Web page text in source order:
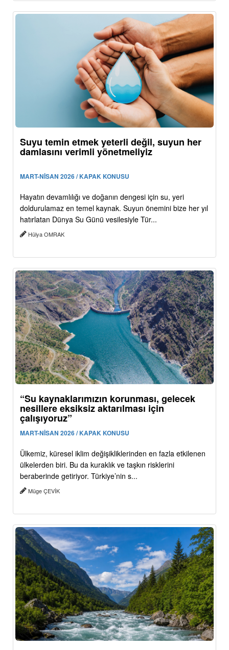
Suyu temin etmek yeterli değil, suyun her
damlasını verimli yönetmeliyiz
MART-NİSAN 2026 / KAPAK KONUSU
Hayatın devamlılığı ve doğanın dengesi için su, yeri
doldurulamaz en temel kaynak. Suyun önemini bize her yıl
hatırlatan Dünya Su Günü vesilesiyle Tür...
Hülya OMRAK
“Su kaynaklarımızın korunması, gelecek
nesillere eksiksiz aktarılması için
çalışıyoruz”
MART-NİSAN 2026 / KAPAK KONUSU
Ülkemiz, küresel iklim değişikliklerinden en fazla etkilenen
ülkelerden biri. Bu da kuraklık ve taşkın risklerini
beraberinde getiriyor. Türkiye’nin s...
Müge ÇEVİK